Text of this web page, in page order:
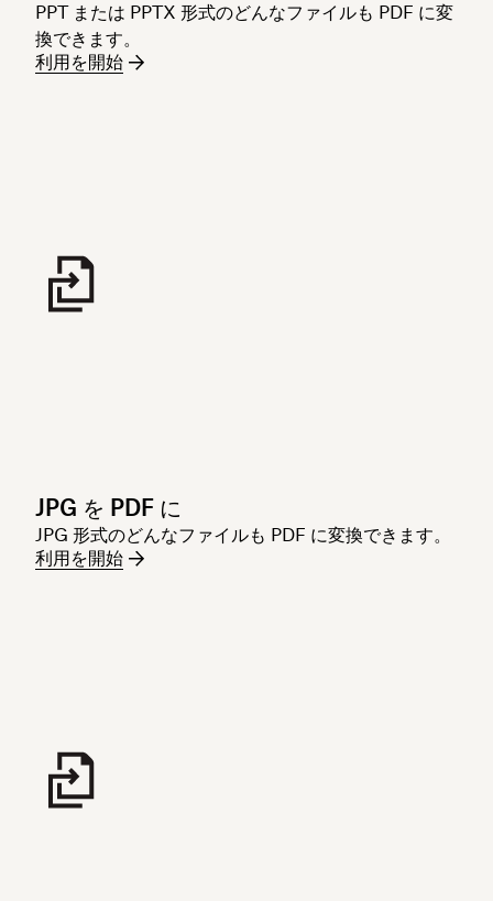
PPT または PPTX 形式のどんなファイルも PDF に変
換できます。
利用を開始
JPG を PDF に
JPG 形式のどんなファイルも PDF に変換できます。
利用を開始